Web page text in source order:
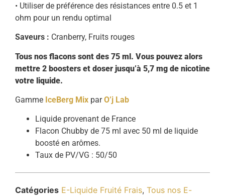
• Utiliser de préférence des résistances entre 0.5 et 1
ohm pour un rendu optimal
Saveurs : Cranberry, Fruits rouges
Tous nos flacons sont des 75 ml. Vous pouvez alors
mettre 2 boosters et doser jusqu’à 5,7 mg de nicotine
votre liquide.
Gamme IceBerg Mix parO’j Lab
Liquide provenant de France
Flacon Chubby de 75 ml avec 50 ml de liquide
boosté en arômes.
Taux de PV/VG : 50/50
Catégories E-Liquide Fruité Frais, Tous nos E-